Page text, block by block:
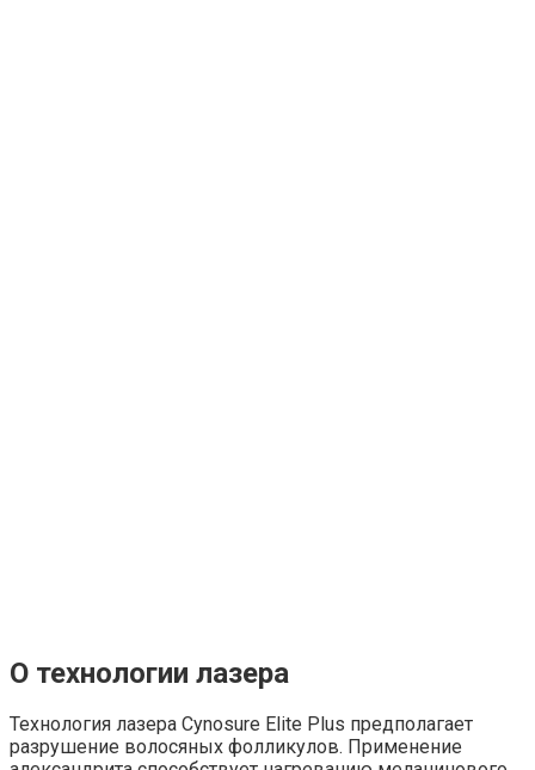
О технологии лазера
Технология лазера Cynosure Elite Plus предполагает
разрушение волосяных фолликулов. Применение